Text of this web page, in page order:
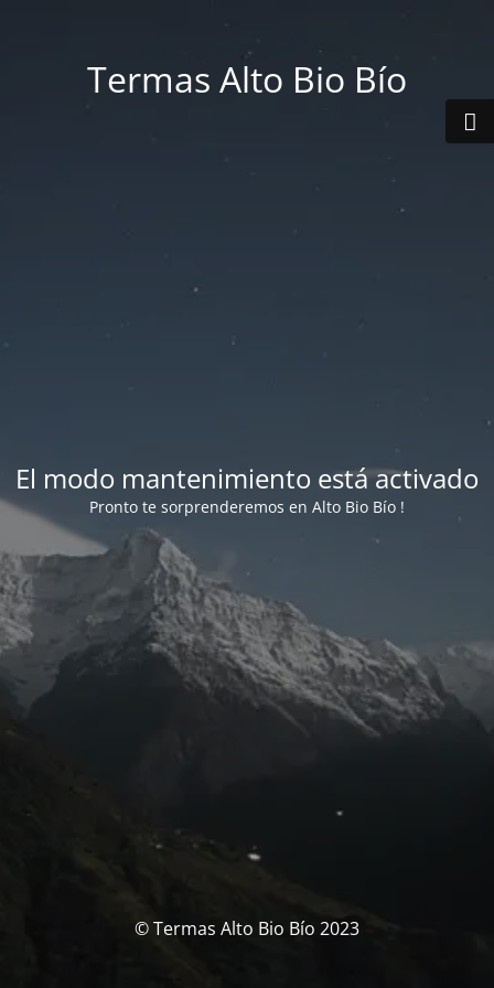
Termas Alto Bio Bío
El modo mantenimiento está activado
Pronto te sorprenderemos en Alto Bio Bío !
© Termas Alto Bio Bío 2023